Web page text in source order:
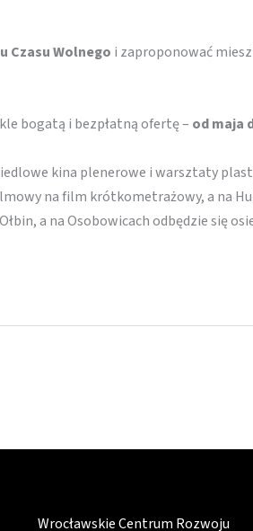
Czasu Wolnego i zaproponować
bogatą i bezpłatną ofertę – od maja
kina plenerowe i warsztaty
na film krótkometrażowy, a na
a na Osobowicach odbędzie się
Wrocławskie Centrum Rozwoju